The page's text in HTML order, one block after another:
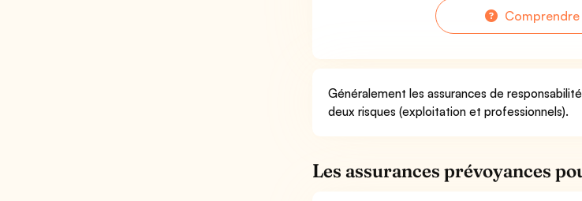
Généralement les assurances de
deux risques (exploitation et professionnels).
Les assurances prévoyances